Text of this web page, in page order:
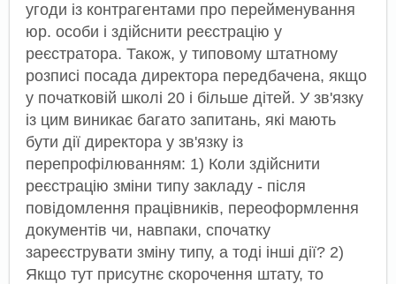
угоди із контрагентами про перейменування
юр. особи і здійснити реєстрацію у
реєстратора. Також, у типовому штатному
розписі посада директора передбачена, якщо
у початковій школі 20 і більше дітей. У зв'язку
із цим виникає багато запитань, які мають
бути дії директора у зв'язку із
перепрофілюванням: 1) Коли здійснити
реєстрацію зміни типу закладу - після
повідомлення працівників, переоформлення
документів чи, навпаки, спочатку
зареєструвати зміну типу, а тоді інші дії? 2)
Якщо тут присутнє скорочення штату, то